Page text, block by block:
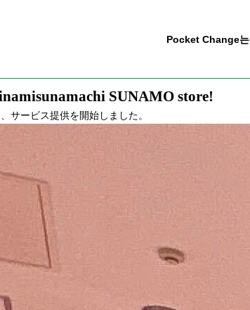
Pocket Change는
SUNAMO store!
サービス提供を開始しました。